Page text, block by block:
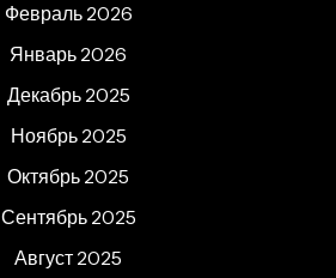
Февраль 2026
Январь 2026
Декабрь 2025
Ноябрь 2025
Октябрь 2025
Сентябрь 2025
Август 2025